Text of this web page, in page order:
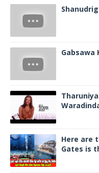
Gabsawa
Here are
Gates is